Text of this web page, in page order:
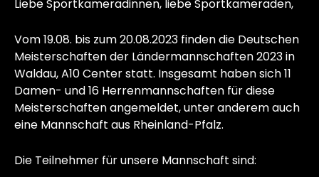
Liebe Sportkameradinnen, liebe Sportkameraden,
Vom 19.08. bis zum 20.08.2023 finden die Deutschen
Meisterschaften der Ländermannschaften 2023 in
Waldau, A10 Center statt. Insgesamt haben sich 11
Damen- und 16 Herrenmannschaften für diese
Meisterschaften angemeldet, unter anderem auch
eine Mannschaft aus Rheinland-Pfalz.
Die Teilnehmer für unsere Mannschaft sind: